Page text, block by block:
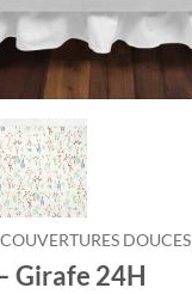
COUVERTURES DOUCES
Girafe 24H